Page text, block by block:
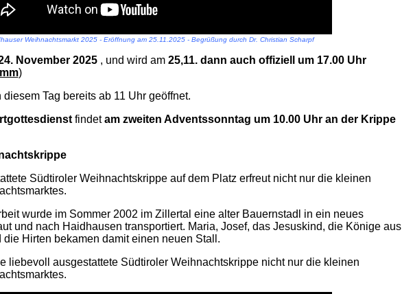
Weihnachtsmarkt 2025 - Eröffnung am 25.11.2025 - Begrüßung durch Dr. Christian Scharpf
November 2025, und wird am 25,11. dann auch offiziell um 17.00 Uhr
)
Tag bereits ab 11 Uhr geöffnet.
findetam zweiten Adventssonntag um 10.00 Uhr an der Krippe
Südtiroler Weihnachtskrippe auf dem Platz erfreut nicht nur die kleinen
wurde im Sommer 2002 im Zillertal eine alter Bauernstadl in ein neues
und nach Haidhausen transportiert. Maria, Josef, das Jesuskind, die Könige aus
Hirten bekamen damit einen neuen Stall.
liebevoll ausgestattete Südtiroler Weihnachtskrippe nicht nur die kleinen